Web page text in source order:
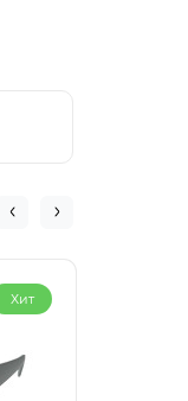
Хит